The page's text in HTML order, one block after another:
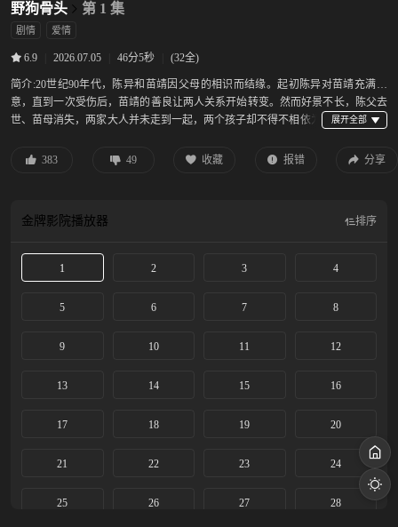
野狗骨头 第 1 集
剧情 爱情
6.9 2026.07.05 46分5秒 (32全)
简介:20世纪90年代，陈异和苗靖因父母的相识而结缘。起初陈异对苗靖充满敌
意，直到一次受伤后，苗靖的善良让两人关系开始转变。然而好景不长，陈父去
世、苗母消失，两家大人并未走到一起，两个孩子却不得不相依为
靖，他逼她离开了藤城，配合警方抓捕嫌犯。多年后，陈异经营着一家台球厅，
终，张宾及其同伙受到法律制裁。身受重伤的陈异向苗靖告白，两人终成眷属。
383 49 收藏 报错 分享
金牌影院播放器 排序
1 2 3 4
5 6 7 8
9 10 11 12
13 14 15 16
17 18 19 20
21 22 23 24
25 26 27 28